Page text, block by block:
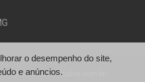
http://laurocarveiculos.com.br/
o desempenho do site,
e anúncios.